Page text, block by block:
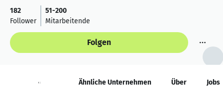
182
Follower
51-200
Mitarbeitende
Folgen
Neuigkeiten Ähnliche Unternehmen Über Jobs